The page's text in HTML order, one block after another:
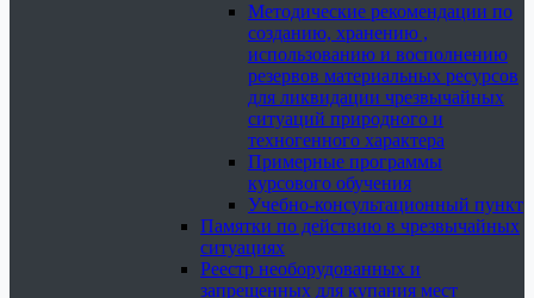
Методические рекомендации по
созданию, хранению ,
использованию и восполнению
резервов материальных ресурсов
для ликвидации чрезвычайных
ситуаций природного и
техногенного характера
Примерные программы
курсового обучения
Учебно-консультационный пункт
Памятки по действию в чрезвычайных
ситуациях
Реестр необорудованных и
запрещенных для купания мест